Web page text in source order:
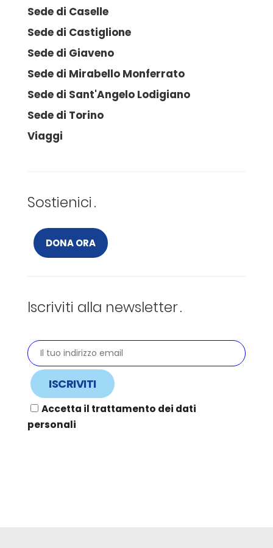
Sede di Caselle
Sede di Castiglione
Sede di Giaveno
Sede di Mirabello Monferrato
Sede di Sant'Angelo Lodigiano
Sede di Torino
Viaggi
Sostienici
DONA ORA
Iscriviti alla newsletter
Accetta il trattamento dei dati
personali